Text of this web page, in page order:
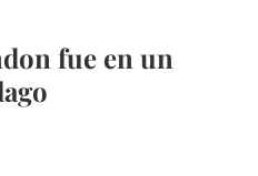
fue en un